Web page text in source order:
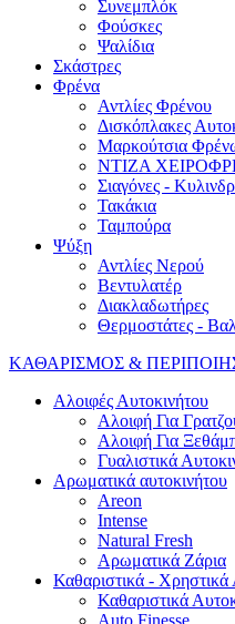
Συνεμπλόκ
Φούσκες
Ψαλίδια
Σκάστρες
Φρένα
Αντλίες Φρένου
Δισκόπλακες
Μαρκούτσια
ΝΤΙΖΑ
Σιαγόνες -
Τακάκια
Ταμπούρα
Ψύξη
Αντλίες Νερού
Βεντυλατέρ
Διακλαδωτήρες
Θερμοστάτες -
ΚΑΘΑΡΙΣΜΟΣ &
Αλοιφές Αυτοκινήτου
Αλοιφή Για
Αλοιφή Για
Γυαλιστικά
Αρωματικά αυτοκινήτου
Areon
Intense
Natural Fresh
Αρωματικά Ζάρια
Καθαριστικά - Χρηστικά
Καθαριστικά